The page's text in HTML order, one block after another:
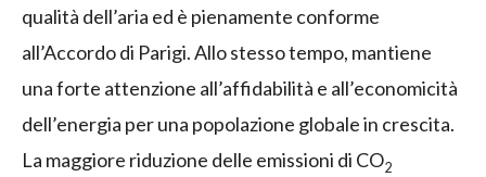
qualità dell’aria ed è pienamente conforme
all’Accordo di Parigi. Allo stesso tempo, mantiene
una forte attenzione all’affidabilità e all’economicità
dell’energia per una popolazione globale in crescita.
La maggiore riduzione delle emissioni di CO2